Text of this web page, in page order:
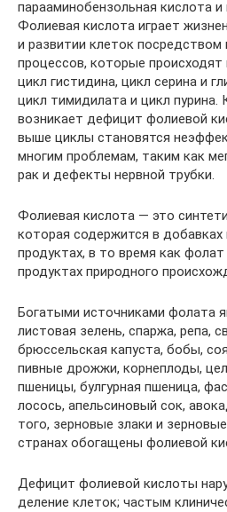
парааминобензольная кислота и
Фолиевая кислота играет
и развитии клеток посредством
процессов, которые происходят
цикл гистидина, цикл серина и
цикл тимидилата и цикл пурина.
возникает дефицит фолиевой
выше циклы становятся
многим проблемам, таким как
рак и дефекты нервной трубки.
Фолиевая кислота — это
которая содержится в
продуктах, в то время как фолат
продуктах природного
Богатыми источниками фолата
листовая зелень, спаржа, репа,
брюссельская капуста, бобы,
пивные дрожжи, корнеплоды,
пшеницы, булгурная пшеница,
лосось, апельсиновый сок,
того, зерновые злаки и
странах обогащены фолиевой
Дефицит фолиевой кислоты
деление клеток; частым